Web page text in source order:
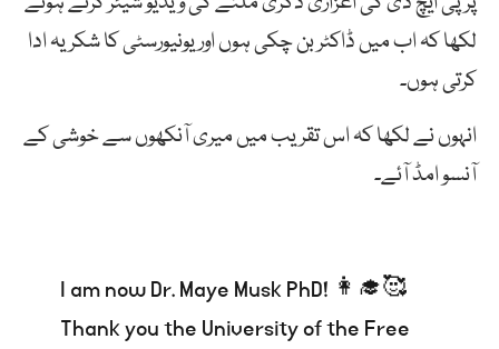
لکھا کہ اب میں ڈاکٹر بن چکی ہوں اور یونیورسٹی کا شکریہ ادا
کرتی ہوں۔
انہوں نے لکھا کہ اس تقریب میں میری آنکھوں سے خوشی کے
آنسو امڈ آئے۔
I am now Dr. Maye Musk PhD! 👩‍🎓🥰
Thank you the University of the Free